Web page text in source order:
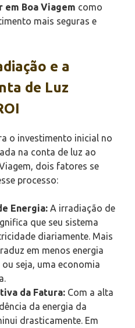
em Boa Viagem como
mais seguras e
e a
de Luz
o investimento inicial no
na conta de luz ao
dois fatores se
processo:
Energia: A irradiação de
que seu sistema
diariamente. Mais
em menos energia
seja, uma economia
da Fatura: Com a alta
da energia da
drasticamente. Em